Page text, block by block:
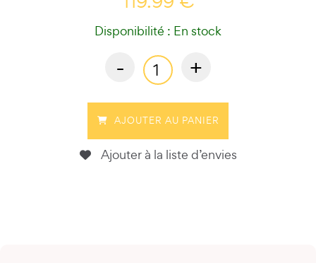
Disponibilité : En stock
- +
AJOUTER AU PANIER
Ajouter à la liste d’envies